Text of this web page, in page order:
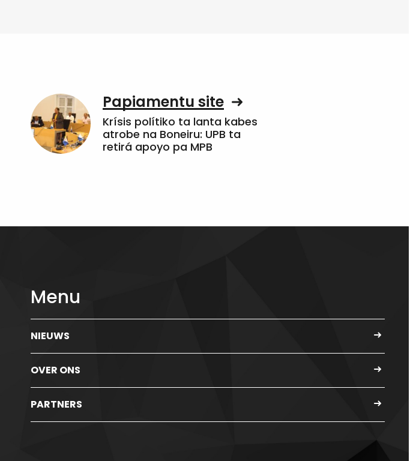
Papiamentu site
Krísis polítiko ta lanta kabes
atrobe na Boneiru: UPB ta
retirá apoyo pa MPB
Menu
NIEUWS
OVER ONS
PARTNERS